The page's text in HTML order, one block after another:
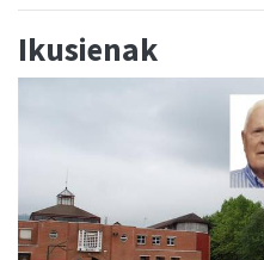
Ikusienak